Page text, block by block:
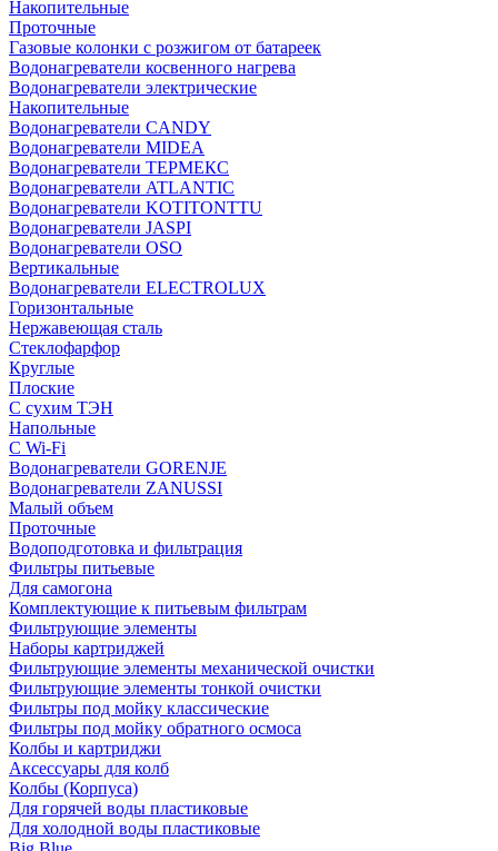
Накопительные
Проточные
Газовые колонки с розжигом от батареек
Водонагреватели косвенного нагрева
Водонагреватели электрические
Накопительные
Водонагреватели CANDY
Водонагреватели MIDEA
Водонагреватели ТЕРМЕКС
Водонагреватели ATLANTIC
Водонагреватели KOTITONTTU
Водонагреватели JASPI
Водонагреватели OSO
Вертикальные
Водонагреватели ELECTROLUX
Горизонтальные
Нержавеющая сталь
Стеклофарфор
Круглые
Плоские
С сухим ТЭН
Напольные
С Wi-Fi
Водонагреватели GORENJE
Водонагреватели ZANUSSI
Малый объем
Проточные
Водоподготовка и фильтрация
Фильтры питьевые
Для самогона
Комплектующие к питьевым фильтрам
Фильтрующие элементы
Наборы картриджей
Фильтрующие элементы механической очистки
Фильтрующие элементы тонкой очистки
Фильтры под мойку классические
Фильтры под мойку обратного осмоса
Колбы и картриджи
Аксессуары для колб
Колбы (Корпуса)
Для горячей воды пластиковые
Для холодной воды пластиковые